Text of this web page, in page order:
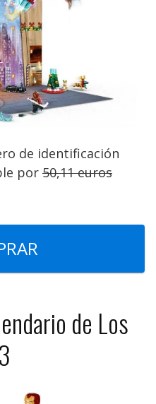
de identificación
por 50,11 euros
de Los